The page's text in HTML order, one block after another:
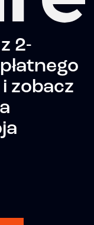
2-
zobacz